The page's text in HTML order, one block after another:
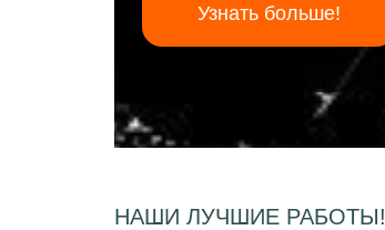
Узнать больше!
НАШИ ЛУЧШИЕ РАБОТЫ!